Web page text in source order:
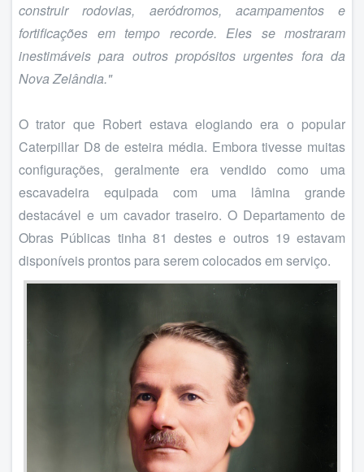
construir rodovias, aeródromos, acampamentos e
fortificações em tempo recorde. Eles se mostraram
inestimáveis para outros propósitos urgentes fora da
Nova Zelândia."
O trator que Robert estava elogiando era o popular
Caterpillar D8 de esteira média. Embora tivesse muitas
configurações, geralmente era vendido como uma
escavadeira equipada com uma lâmina grande
destacável e um cavador traseiro. O Departamento de
Obras Públicas tinha 81 destes e outros 19 estavam
disponíveis prontos para serem colocados em serviço.